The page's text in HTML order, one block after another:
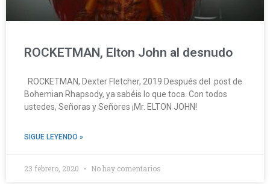
ROCKETMAN, Elton John al desnudo
ROCKETMAN, Dexter Fletcher, 2019 Después del post de
Bohemian Rhapsody, ya sabéis lo que toca. Con todos
ustedes, Señoras y Señores ¡Mr. ELTON JOHN!
SIGUE LEYENDO »
23 febrero, 2020 No hay comentarios